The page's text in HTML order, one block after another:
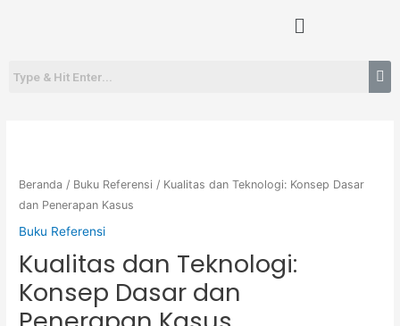
Menu
Beranda / Buku Referensi / Kualitas dan Teknologi: Konsep Dasar
dan Penerapan Kasus
Buku Referensi
Kualitas dan Teknologi:
Konsep Dasar dan